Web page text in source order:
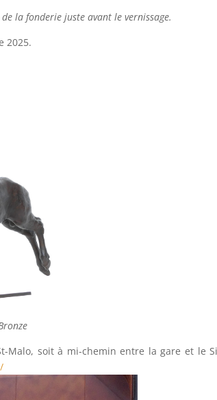
la fonderie juste avant le vernissage.
2025.
Malo, soit à mi-chemin entre la gare et le